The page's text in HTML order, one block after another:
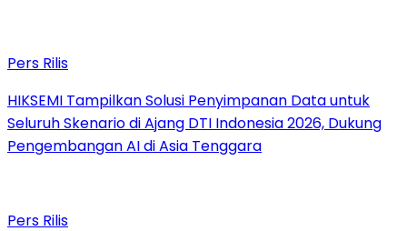
Pers Rilis
HIKSEMI Tampilkan Solusi Penyimpanan Data untuk
Seluruh Skenario di Ajang DTI Indonesia 2026, Dukung
Pengembangan AI di Asia Tenggara
Pers Rilis